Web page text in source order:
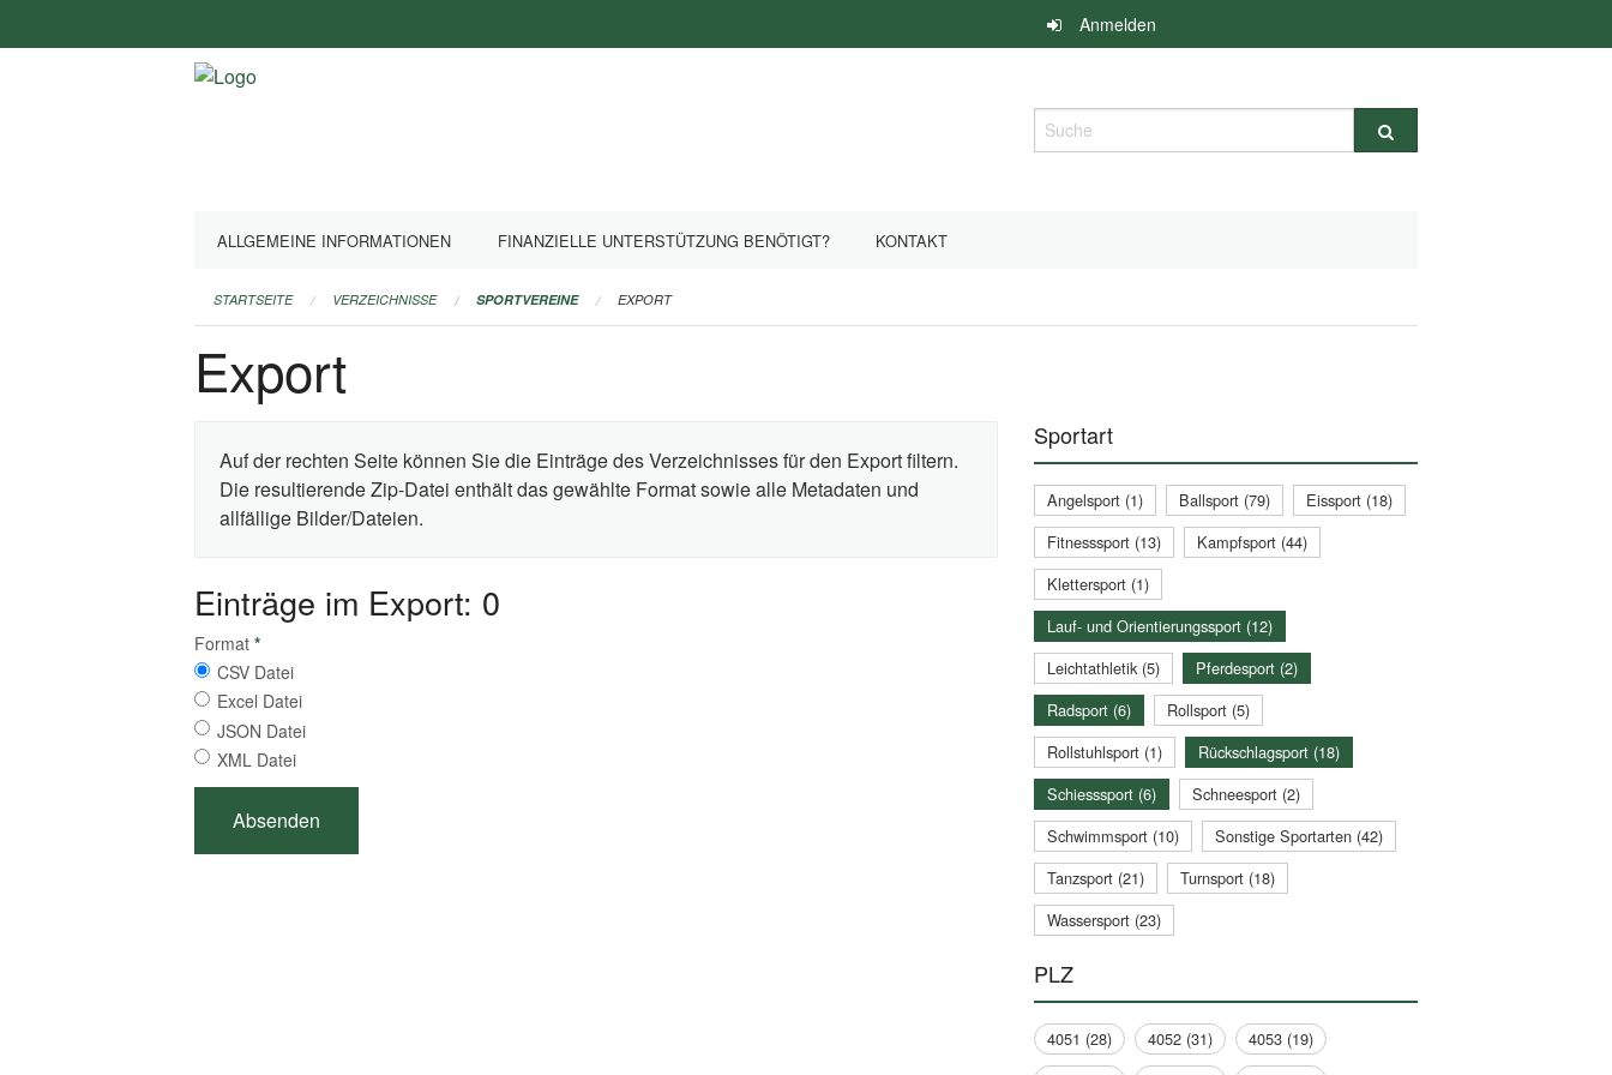
überspringen
Anmelden
Suche
ALLGEMEINE INFORMATIONEN FINANZIELLE UNTERSTÜTZUNG BENÖTIGT? KONTAKT
STARTSEITE VERZEICHNISSE SPORTVEREINE EXPORT
Export
Auf der rechten Seite können Sie die Einträge des Verzeichnisses für den Export filtern.
Die resultierende Zip-Datei enthält das gewählte Format sowie alle Metadaten und
allfällige Bilder/Dateien.
Einträge im Export: 0
Format *
CSV Datei
Excel Datei
JSON Datei
XML Datei
Sportart
Angelsport (1) Ballsport (79)
Eissport (18)
Fitnesssport (13)
Kampfsport (44)
Klettersport (1)
Lauf- und Orientierungssport (12)
Leichtathletik (5)
Pferdesport (2)
Radsport (6)
Rollsport (5)
Rollstuhlsport (1)
Rückschlagsport (18)
Schiesssport (6)
Schneesport (2)
Schwimmsport (10)
Sonstige Sportarten (42)
Tanzsport (21)
Turnsport (18)
Wassersport (23)
PLZ
4051 (28) 4052 (31)
4053 (19)